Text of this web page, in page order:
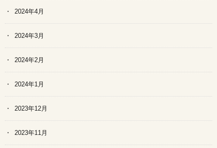
2024年4月
2024年3月
2024年2月
2024年1月
2023年12月
2023年11月